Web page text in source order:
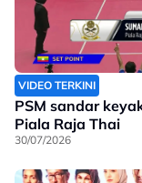
VIDEO TERKINI
PSM sandar
Piala Raja Thai
30/07/2026